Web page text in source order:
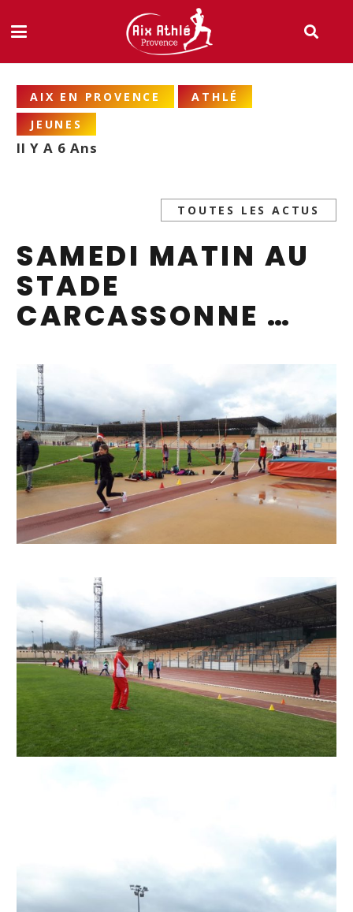
AIX EN PROVENCE
ATHLÉ
JEUNES
Il Y A 6 Ans
TOUTES LES ACTUS
SAMEDI MATIN AU
STADE
CARCASSONNE …